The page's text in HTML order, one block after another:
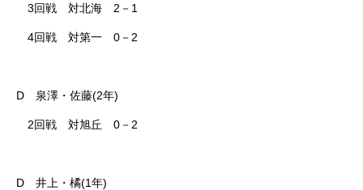
3回戦 対北海 2－1
4回戦 対第一 0－2
D 泉澤・佐藤(2年)
2回戦 対旭丘 0－2
D 井上・橘(1年)